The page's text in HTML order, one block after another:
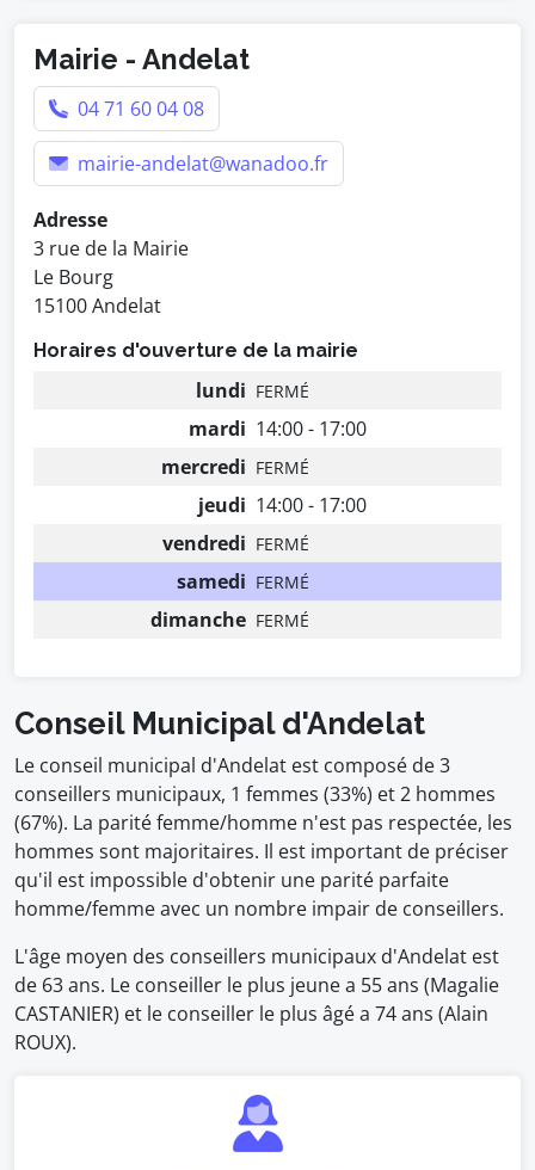
Mairie - Andelat
04 71 60 04 08
mairie-andelat@wanadoo.fr
Adresse
3 rue de la Mairie
Le Bourg
15100 Andelat
Horaires d'ouverture de la mairie
lundi FERMÉ
mardi 14:00 - 17:00
mercredi FERMÉ
jeudi 14:00 - 17:00
vendredi FERMÉ
samedi FERMÉ
dimanche FERMÉ
Conseil Municipal d'Andelat
Le conseil municipal d'Andelat est composé de 3
conseillers municipaux, 1 femmes (33%) et 2 hommes
(67%). La parité femme/homme n'est pas respectée, les
hommes sont majoritaires. Il est important de préciser
qu'il est impossible d'obtenir une parité parfaite
homme/femme avec un nombre impair de conseillers.
L'âge moyen des conseillers municipaux d'Andelat est
de 63 ans. Le conseiller le plus jeune a 55 ans (Magalie
CASTANIER) et le conseiller le plus âgé a 74 ans (Alain
ROUX).